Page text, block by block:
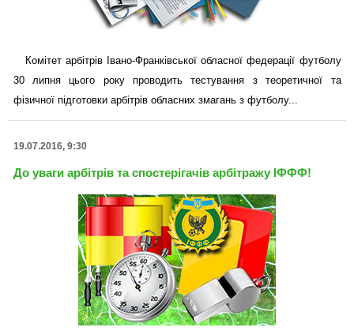
Комітет арбітрів Івано-Франківської обласної федерації футболу
30 липня цього року проводить тестування з теоретичної та
фізичної підготовки арбітрів обласних змагань з футболу...
19.07.2016, 9:30
До уваги арбітрів та спостерігачів арбітражу ІФФФ!